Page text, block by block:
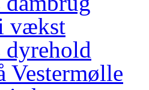
vækst
dyrehold
Vestermølle